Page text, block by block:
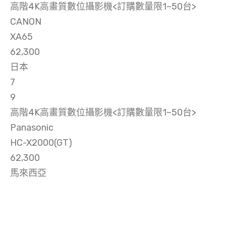
高階4K高畫質數位攝影機<訂購數量限1~50台>
CANON
XA65
62,300
日本
7
9
高階4K高畫質數位攝影機<訂購數量限1~50台>
Panasonic
HC-X2000(GT)
62,300
馬來西亞